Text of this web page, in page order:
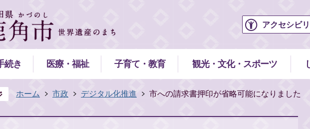
アクセシビ
続き 医療・福祉 子育て・教育 観光・文化・スポーツ
ホーム 市政 デジタル化推進 市への請求書押印が省略可能になりました